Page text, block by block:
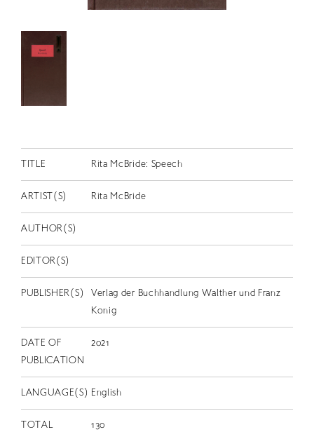
EN
TITLE Rita McBride: Speech
ARTIST(S) Rita McBride
AUTHOR(S)
EDITOR(S)
PUBLISHER(S)
Verlag der Buchhandlung Walther und Franz
Konig
DATE OF
PUBLICATION
2021
LANGUAGE(S) English
TOTAL
130